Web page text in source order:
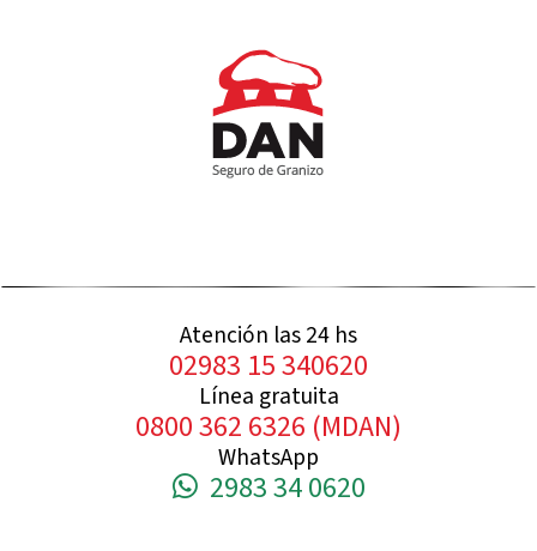
Atención las 24 hs
02983 15 340620
Línea gratuita
0800 362 6326 (MDAN)
WhatsApp
2983 34 0620